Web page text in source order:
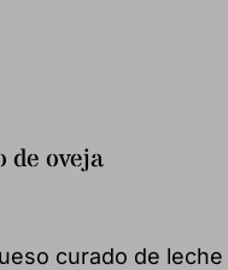
de oveja
curado de